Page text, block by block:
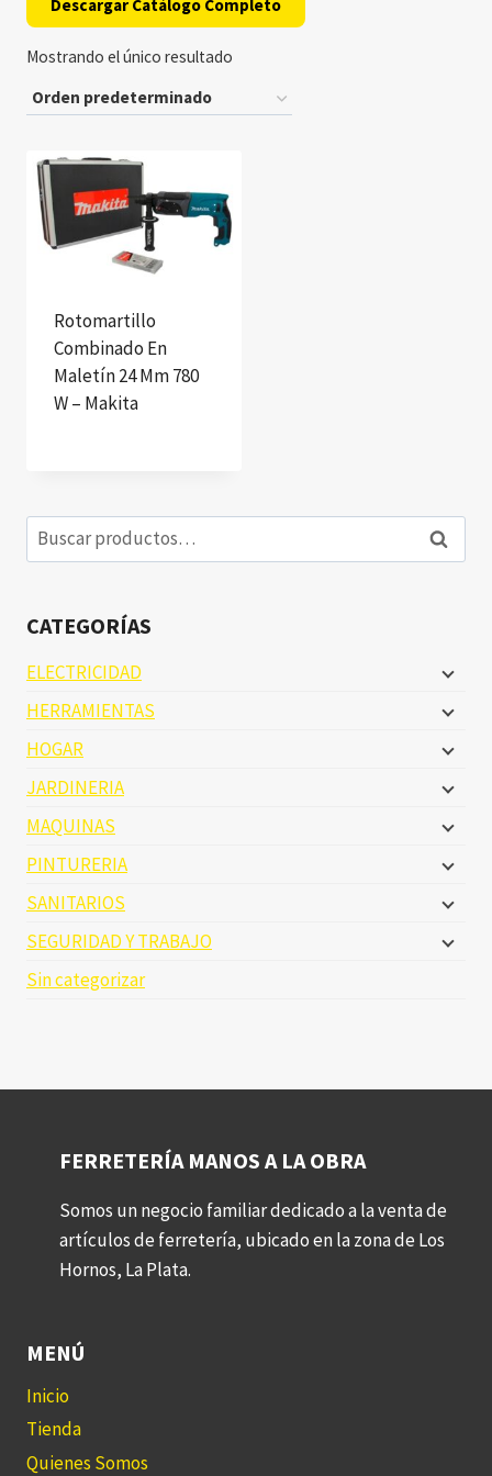
Descargar Catálogo Completo
Mostrando el único resultado
Rotomartillo
Combinado En
Maletín 24 Mm 780
W – Makita
Buscar
por:
Buscar
CATEGORÍAS
ELECTRICIDAD
HERRAMIENTAS
HOGAR
JARDINERIA
MAQUINAS
PINTURERIA
SANITARIOS
SEGURIDAD Y TRABAJO
Sin categorizar
FERRETERÍA MANOS A LA OBRA
Somos un negocio familiar dedicado a la venta de
artículos de ferretería, ubicado en la zona de Los
Hornos, La Plata.
MENÚ
Inicio
Tienda
Quienes Somos